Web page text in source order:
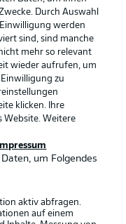
Günther - Viet,
- Albers
Liga, es wird
werden. Wir
dem Gegner keine
eine harte Nuss vor,
drei Sechsern und
der eigenen Hälfte.
sie sind sehr
waren sie vor
ungeschlagen. Es
gefragt sein
Durch Auswahl
werden
sind, sind manche
mehr so relevant
wieder aufrufen, um
zu
klicken. Ihre
Website. Weitere
Impressum
um Folgendes
aktiv abfragen.
auf einem